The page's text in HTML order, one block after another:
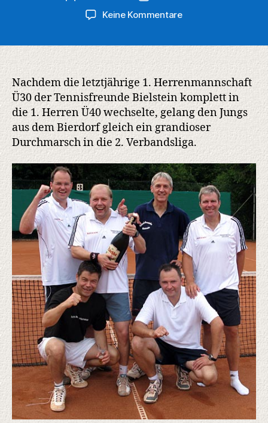
Keine Kommentarezu
Vorzeitiger
der
1.
Herren
40
Nachdem die letztjährige 1. Herrenmannschaft
Ü30 der Tennisfreunde Bielstein komplett in
die 1. Herren Ü40 wechselte, gelang den Jungs
aus dem Bierdorf gleich ein grandioser
Durchmarsch in die 2. Verbandsliga.